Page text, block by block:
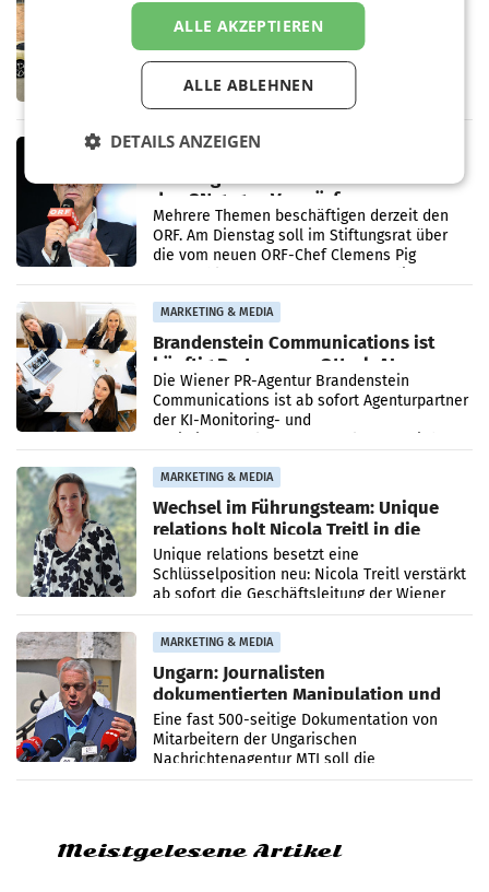
Rekordergebnis im Juli: Leapmotor
verdoppelt Auslieferungen und
überschreitet die 100.000er-Marke
– Im Juli 2026 erreichte Leapmotor einen
wichtigen Meilenstein und lieferte weltweit
101.267 Fahrzeuge aus, womit sich das
verdoppelte (+102
MARKETING & MEDIA
den SN gegen Vorwürfe
Mehrere Themen beschäftigen derzeit den
ORF. Am Dienstag soll im Stiftungsrat über
die vom neuen ORF-Chef Clemens Pig
MARKETING & MEDIA
Brandenstein Communications ist
künftig Partner von OtterlyAI
Die Wiener PR-Agentur Brandenstein
Communications ist ab sofort Agenturpartner
der KI-Monitoring- und
MARKETING & MEDIA
Wechsel im Führungsteam: Unique
relations holt Nicola Treitl in die
Geschäftsleitung
Unique relations besetzt eine
Schlüsselposition neu: Nicola Treitl verstärkt
ab sofort die Geschäftsleitung der Wiener
PR-Agentur an der Seite von Josef Kalina und
Anna Kalina-Mahr.
MARKETING & MEDIA
Ungarn: Journalisten
dokumentierten Manipulation und
Zensur
Eine fast 500-seitige Dokumentation von
Mitarbeitern der Ungarischen
Nachrichtenagentur MTI soll die
systematische Nachrichten-Manipulation und
Meistgelesene Artikel
ALLE AKZEPTIEREN
ALLE ABLEHNEN
DETAILS ANZEIGEN